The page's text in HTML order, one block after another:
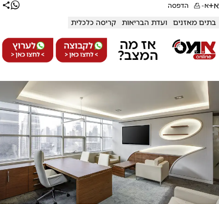
א+א- הדפסה
בתים מאזנים ועדת הבריאות קריסה כלכלית